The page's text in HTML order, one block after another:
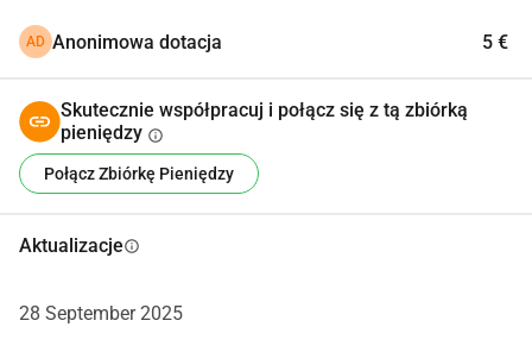
AD Anonimowa dotacja 5 €
Skutecznie współpracuj i połącz się z tą zbiórką
pieniędzy info
Połącz Zbiórkę Pieniędzy
Aktualizacjeinfo
28 September 2025